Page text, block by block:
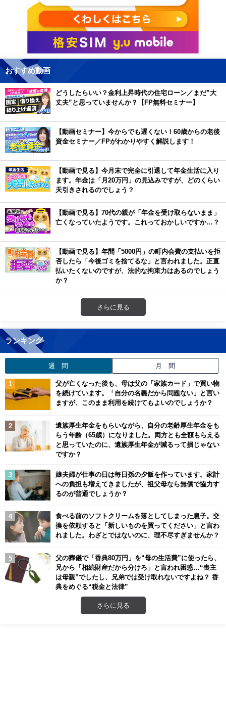
おすすめ動画
どうしたらいい？金利上昇時代の住宅ローン／まだ”大
丈夫”と思っていませんか？【FP無料セミナー】
【動画セミナー】今からでも遅くない！60歳からの老後
資金セミナー／FPがわかりやすく解説します！
【動画で見る】今月末で完全に引退して年金生活に入り
ます。年金は「月20万円」の見込みですが、どのくらい
天引きされるのでしょう？
【動画で見る】70代の親が「年金を受け取らないまま」
亡くなっていたようです。これっておかしいですか…？
【動画で見る】年間「5000円」の町内会費の支払いを拒
否したら「今後ゴミを捨てるな」と言われました。正直
払いたくないのですが、法的な拘束力はあるのでしょう
か？
さらに見る
ランキング
週 間 月 間
父が亡くなった後も、母は父の「家族カード」で買い物
を続けています。「自分の名義だから問題ない」と言い
ますが、このまま利用を続けてもよいのでしょうか？
遺族厚生年金をもらいながら、自分の老齢厚生年金をも
らう年齢（65歳）になりました。両方とも全額もらえる
と思っていたのに、遺族厚生年金が減るって損じゃない
ですか？
娘夫婦が仕事の日は毎日孫の夕飯を作っています。家計
への負担も増えてきましたが、祖父母なら無償で協力す
るのが普通でしょうか？
食べる前のソフトクリームを落としてしまった息子。交
換を依頼すると「新しいものを買ってください」と言わ
れました。わざとではないのに、理不尽すぎませんか？
父の葬儀で「香典80万円」を“母の生活費”に使ったら、
兄から「相続財産だから分けろ」と言われ困惑…“喪主
は母親”でしたし、兄弟では受け取れないですよね？ 香
典をめぐる“税金と法律”
さらに見る